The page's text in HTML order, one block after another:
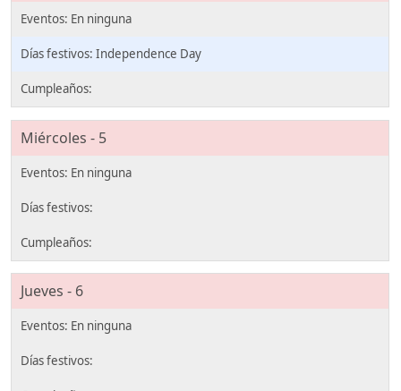
Independence Day
Miércoles - 5
Jueves - 6